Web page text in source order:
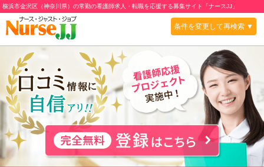
横浜市金沢区（神奈川県）の常勤の看護師求人・転職を応援する募集サイト「ナースJJ」
条件を変更して再検索 ▼